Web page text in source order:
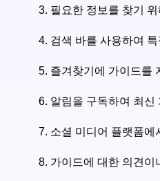
3. 필요한 정보를 찾기
4. 검색 바를 사용하여
5. 즐겨찾기에 가이드를
6. 알림을 구독하여 최신
7. 소셜 미디어 플랫폼에
8. 가이드에 대한 의견